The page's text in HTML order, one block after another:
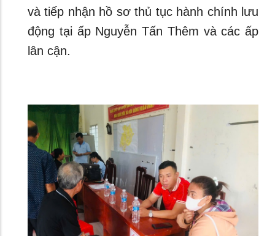
và tiếp nhận hồ sơ thủ tục hành chính lưu
động tại ấp Nguyễn Tấn Thêm và các ấp
lân cận.